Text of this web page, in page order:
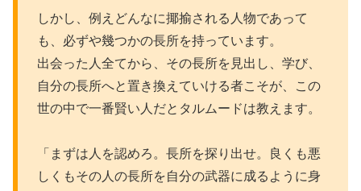
しかし、例えどんなに揶揄される人物であって
も、必ずや幾つかの長所を持っています。
出会った人全てから、その長所を見出し、学び、
自分の長所へと置き換えていける者こそが、この
世の中で一番賢い人だとタルムードは教えます。
「まずは人を認めろ。長所を探り出せ。良くも悪
しくもその人の長所を自分の武器に成るように身